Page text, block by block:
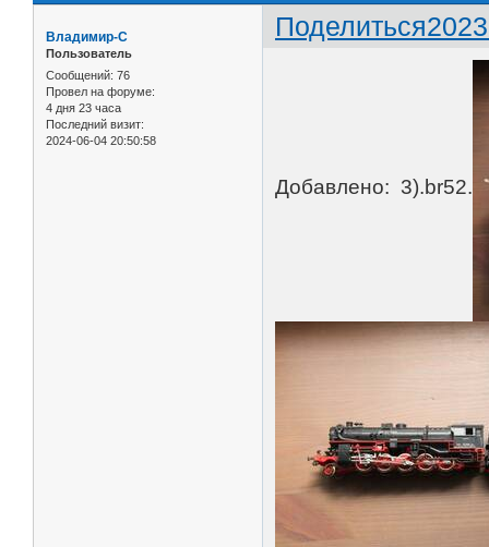
Поделиться
Владимир-С
Пользователь
Сообщений: 76
Провел на форуме:
4 дня 23 часа
Последний визит:
2024-06-04 20:50:58
Добавлено: 3).br52.